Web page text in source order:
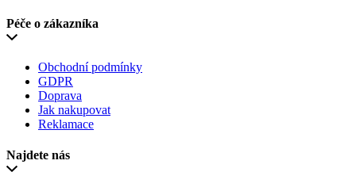
Péče o zákazníka
Obchodní podmínky
GDPR
Doprava
Jak nakupovat
Reklamace
Najdete nás